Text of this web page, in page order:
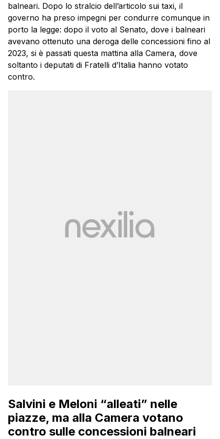
balneari. Dopo lo stralcio dell’articolo sui taxi, il
governo ha preso impegni per condurre comunque in
porto la legge: dopo il voto al Senato, dove i balneari
avevano ottenuto una deroga delle concessioni fino al
2023, si è passati questa mattina alla Camera, dove
soltanto i deputati di Fratelli d’Italia hanno votato
contro.
Salvini e Meloni “alleati” nelle
piazze, ma alla Camera votano
contro sulle concessioni balneari